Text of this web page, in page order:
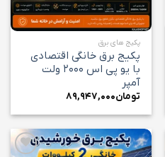
پکیج های برق
پکیج برق خانگی اقتصادی
با یو پی اس ۲۰۰۰ ولت
آمپر
تومان۸۹,۹۴۷,۰۰۰